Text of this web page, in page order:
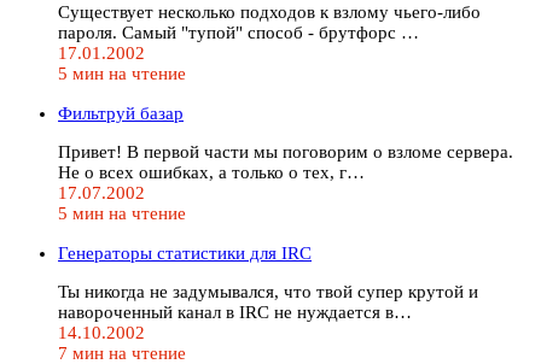
Существует несколько подходов к взлому чьего-либо
пароля. Самый "тупой" способ - брутфорс …
17.01.2002
5 мин на чтение
Фильтруй базар
Привет! В первой части мы поговорим о взломе сервера.
Не о всех ошибках, а только о тех, г…
17.07.2002
5 мин на чтение
Генераторы статистики для IRC
Ты никогда не задумывался, что твой супер крутой и
навороченный канал в IRC не нуждается в…
14.10.2002
7 мин на чтение